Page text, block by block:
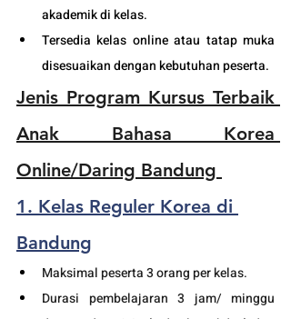
akademik di kelas.
Tersedia kelas online atau tatap muka
disesuaikan dengan kebutuhan peserta.
Jenis Program Kursus Terbaik
Anak Bahasa Korea
Online/Daring Bandung
1. Kelas Reguler Korea di
Bandung
Maksimal peserta 3 orang per kelas.
Durasi pembelajaran 3 jam/ minggu